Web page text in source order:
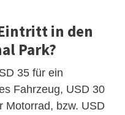
in den
Park?
35 für ein
Fahrzeug, USD 30
Motorrad, bzw. USD